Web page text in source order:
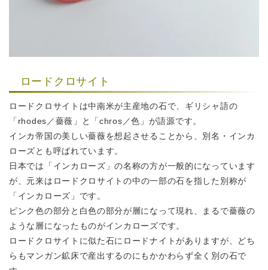
ロードクロサイト
ロードクロサイトは中南米が主産地の石で、 ギリシャ語の
「rhodes／薔薇」と「chros／色」が語源です。
インカ帝国の美しい薔薇を想起させることから、別名・インカ
ローズとも呼ばれています。
日本では「インカローズ」の名称の方が一般的になっています
が、 元来はロードクロサイトの中の一部の石を指した別称が
「インカローズ」です。
ピンク色の部分と白色の部分が層になって現れ、まるで薔薇の
ような層に なったものがインカローズです。
ロードクロサイトに似た石にロードナイトがありますが、
どち
らもマンガン鉱床で産出するのにもかかわらず全く別の石で